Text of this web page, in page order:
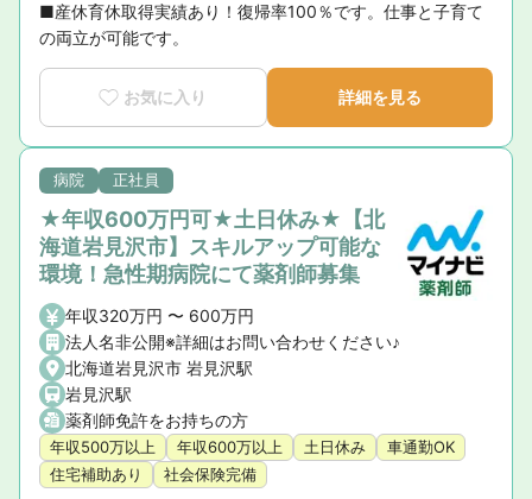
■産休育休取得実績あり！復帰率100％です。仕事と子育て
の両立が可能です。
お気に入り 詳細を見る
病院 正社員
★年収600万円可★土日休み★【北
海道岩見沢市】スキルアップ可能な
環境！急性期病院にて薬剤師募集
年収320万円 〜 600万円
法人名非公開※詳細はお問い合わせください♪
北海道岩見沢市 岩見沢駅
岩見沢駅
薬剤師免許をお持ちの方
年収500万以上 年収600万以上 土日休み
車通勤OK
住宅補助あり
社会保険完備